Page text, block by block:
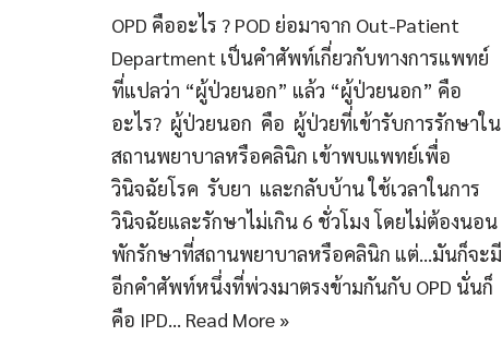
OPD คืออะไร ? POD ย่อมาจาก Out-Patient
Department เป็นคำศัพท์เกี่ยวกับทางการแพทย์
ที่แปลว่า “ผู้ป่วยนอก” แล้ว “ผู้ป่วยนอก” คือ
อะไร? ผู้ป่วยนอก คือ ผู้ป่วยที่เข้ารับการรักษาใน
สถานพยาบาลหรือคลินิก เข้าพบแพทย์เพื่อ
วินิจฉัยโรค รับยา และกลับบ้าน ใช้เวลาในการ
วินิจฉัยและรักษาไม่เกิน 6 ชั่วโมง โดยไม่ต้องนอน
พักรักษาที่สถานพยาบาลหรือคลินิก แต่…มันก็จะมี
อีกคำศัพท์หนึ่งที่พ่วงมาตรงข้ามกันกับ OPD นั่นก็
คือ IPD… Read More »